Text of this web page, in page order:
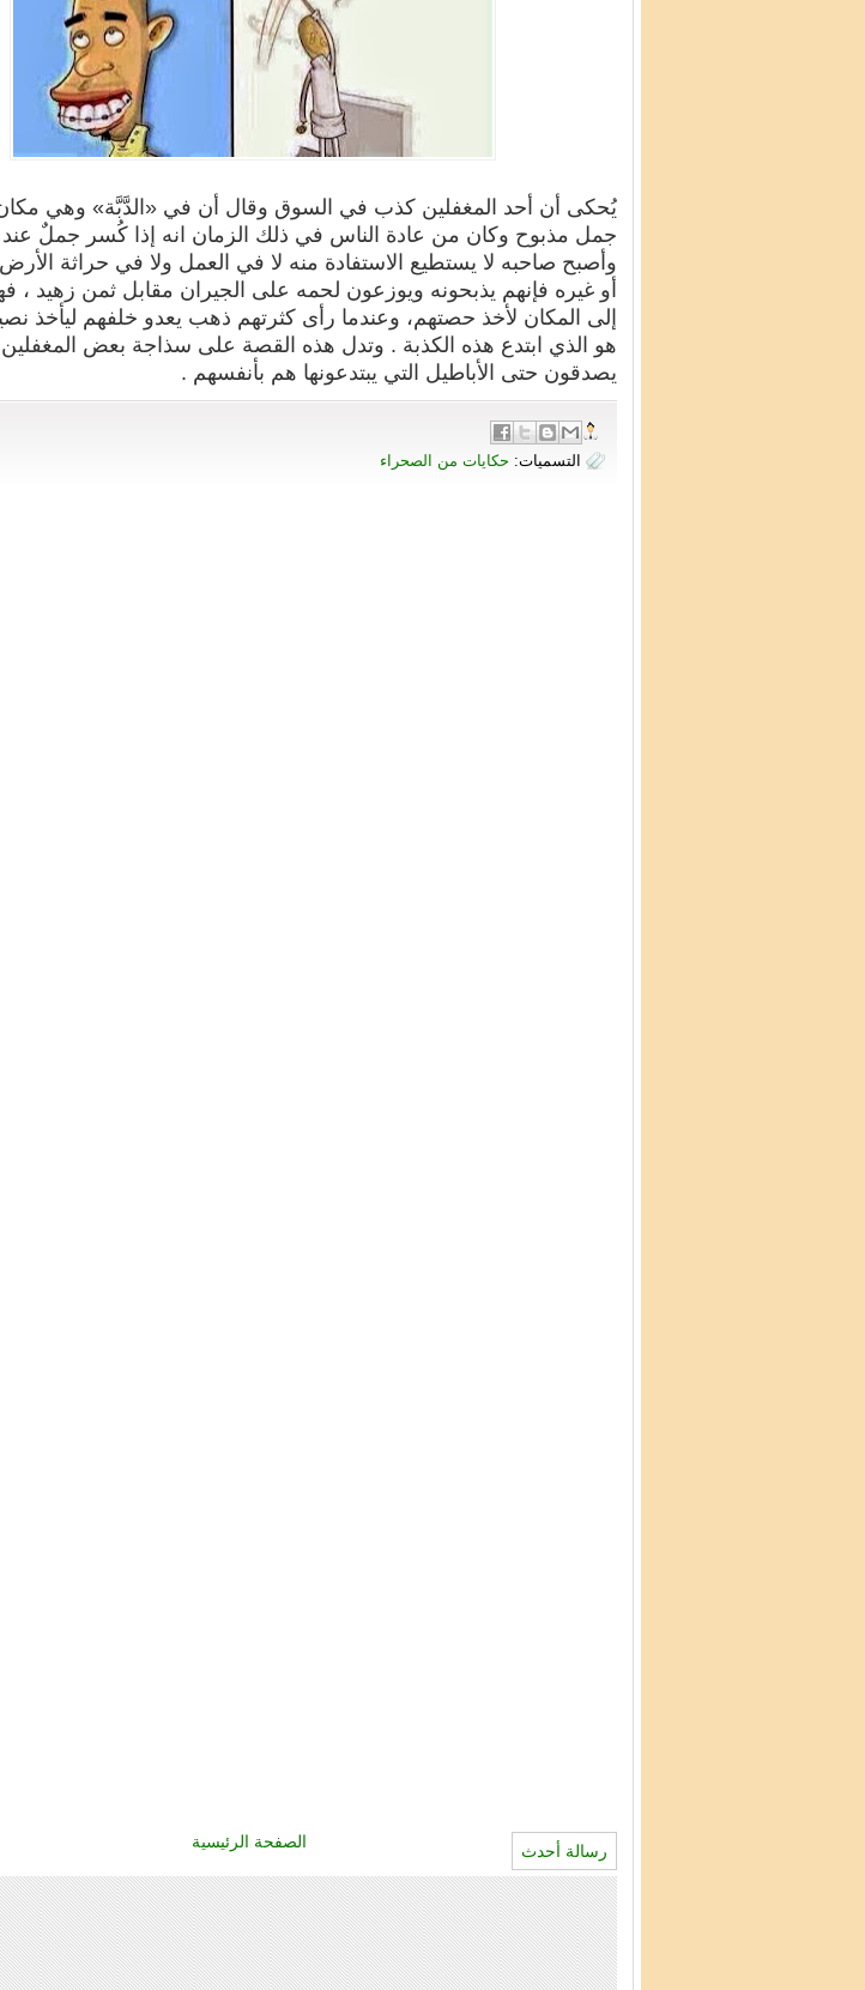
يُحكى أن أحد المغفلين كذب في السوق وقال أن في «الدَّبَّة» وهي
جمل مذبوح وكان من عادة الناس في ذلك الزمان انه إذا كُسر جملٌ
وأصبح صاحبه لا يستطيع الاستفادة منه لا في العمل ولا في حراثة
أو غيره فإنهم يذبحونه ويوزعون لحمه على الجيران مقابل ثمن زهيد ،
إلى المكان لأخذ حصتهم، وعندما رأى كثرتهم ذهب يعدو خلفهم ليأخذ
هو الذي ابتدع هذه الكذبة . وتدل هذه القصة على سذاجة بعض المغفلين
يصدقون حتى الأباطيل التي يبتدعونها هم بأنفسهم .
التسميات: حكايات من الصحراء
رسالة أحدث الصفحة الرئيسية